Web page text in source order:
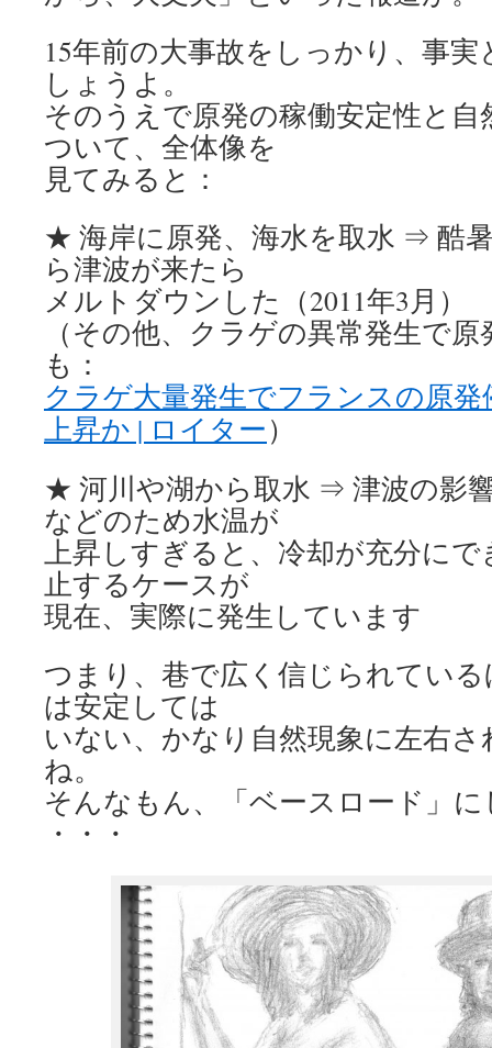
15年前の大事故をしっかり、事
しょうよ。
そのうえで原発の稼働安定性と
ついて、全体像を
見てみると：
★ 海岸に原発、海水を取水 ⇒ 酷
ら津波が来たら
メルトダウンした（2011年3月）
（その他、クラゲの異常発生で
も：
クラゲ大量発生でフランスの原
上昇か | ロイター）
★ 河川や湖から取水 ⇒ 津波の影
などのため水温が
上昇しすぎると、冷却が充分に
止するケースが
現在、実際に発生しています
つまり、巷で広く信じられてい
は安定しては
いない、かなり自然現象に左右
ね。
そんなもん、「ベースロード」
・・・